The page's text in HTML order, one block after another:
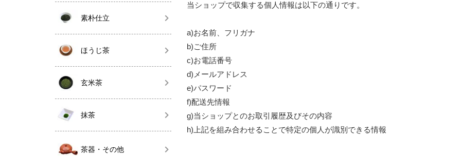
当ショップで収集する個人情報は以下の通りです。
a)お名前、フリガナ
b)ご住所
c)お電話番号
d)メールアドレス
e)パスワード
f)配送先情報
g)当ショップとのお取引履歴及びその内容
h)上記を組み合わせることで特定の個人が識別できる情報
素朴仕立
ほうじ茶
玄米茶
抹茶
茶器・その他